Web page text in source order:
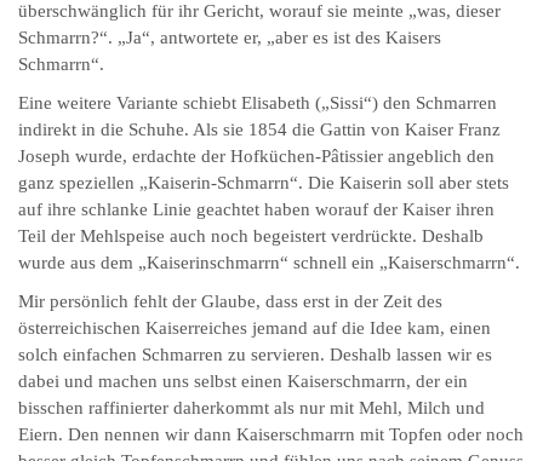
überschwänglich für ihr Gericht, worauf sie meinte „was, dieser
Schmarrn?“. „Ja“, antwortete er, „aber es ist des Kaisers
Schmarrn“.
Eine weitere Variante schiebt Elisabeth („Sissi“) den Schmarren
indirekt in die Schuhe. Als sie 1854 die Gattin von Kaiser Franz
Joseph wurde, erdachte der Hofküchen-Pâtissier angeblich den
ganz speziellen „Kaiserin-Schmarrn“. Die Kaiserin soll aber stets
auf ihre schlanke Linie geachtet haben worauf der Kaiser ihren
Teil der Mehlspeise auch noch begeistert verdrückte. Deshalb
wurde aus dem „Kaiserinschmarrn“ schnell ein „Kaiserschmarrn“.
Mir persönlich fehlt der Glaube, dass erst in der Zeit des
österreichischen Kaiserreiches jemand auf die Idee kam, einen
solch einfachen Schmarren zu servieren. Deshalb lassen wir es
dabei und machen uns selbst einen Kaiserschmarrn, der ein
bisschen raffinierter daherkommt als nur mit Mehl, Milch und
Eiern. Den nennen wir dann Kaiserschmarrn mit Topfen oder noch